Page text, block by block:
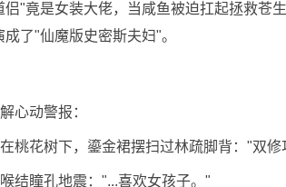
侣"竟是女装大佬，当咸鱼被迫扛起拯救苍
了"仙魔版史密斯夫妇"。
心动警报：
桃花树下，鎏金裙摆扫过林疏脚背："双
结瞳孔地震："...喜欢女孩子。"